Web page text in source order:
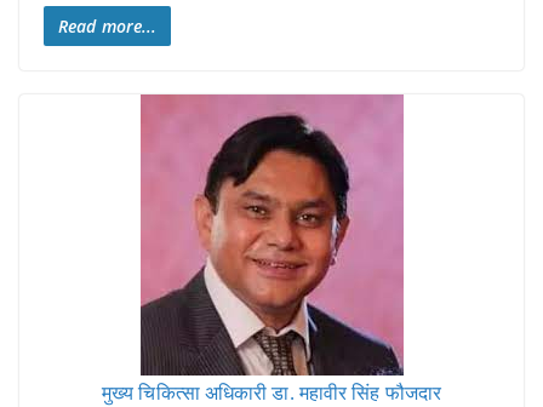
Read more...
मुख्य चिकित्सा अधिकारी डा. महावीर सिंह फौजदार